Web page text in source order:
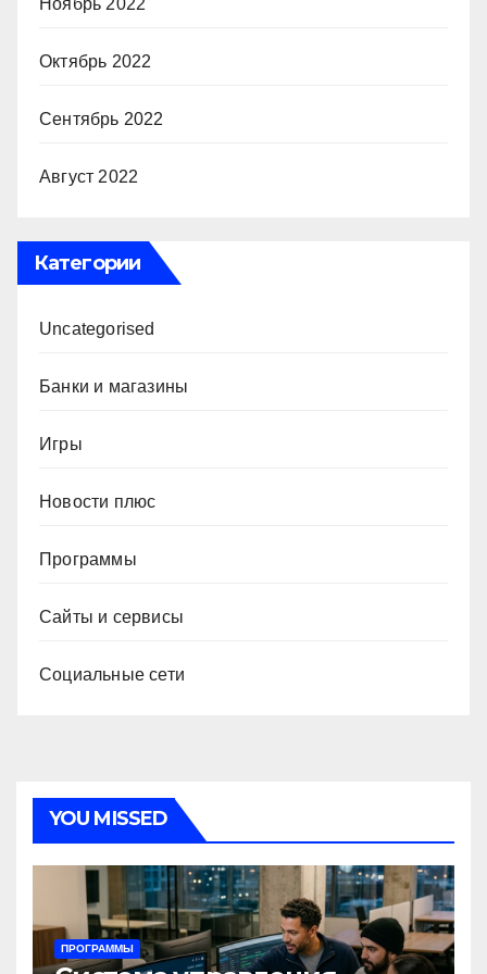
Ноябрь 2022
Октябрь 2022
Сентябрь 2022
Август 2022
Категории
Uncategorised
Банки и магазины
Игры
Новости плюс
Программы
Сайты и сервисы
Социальные сети
YOU MISSED
ПРОГРАММЫ